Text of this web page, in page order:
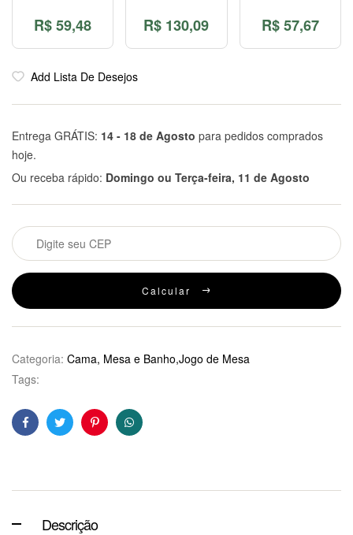
R$59,48 R$ 130,09 R$57,67
Add Lista De Desejos
Entrega GRÁTIS: 14 - 18 de Agosto para pedidos comprados
hoje.
Ou receba rápido: Domingo ou Terça-feira, 11 de Agosto
Calcular
Categoria: Cama, Mesa e Banho,Jogo de Mesa
Tags:
FacebookTwitterPinterestWhatsApp
Descrição